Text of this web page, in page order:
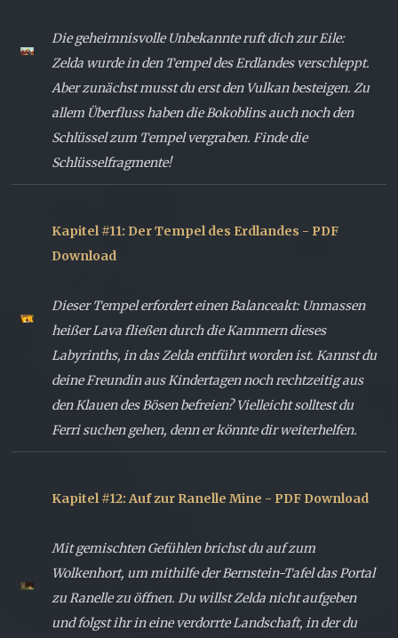
Die geheimnisvolle Unbekannte ruft dich zur Eile:
Zelda wurde in den Tempel des Erdlandes verschleppt.
Aber zunächst musst du erst den Vulkan besteigen. Zu
allem Überfluss haben die Bokoblins auch noch den
Schlüssel zum Tempel vergraben. Finde die
Schlüsselfragmente!
Kapitel #11: Der Tempel des Erdlandes - PDF
Download
Dieser Tempel erfordert einen Balanceakt: Unmassen
heißer Lava fließen durch die Kammern dieses
Labyrinths, in das Zelda entführt worden ist. Kannst du
deine Freundin aus Kindertagen noch rechtzeitig aus
den Klauen des Bösen befreien? Vielleicht solltest du
Ferri suchen gehen, denn er könnte dir weiterhelfen.
Kapitel #12: Auf zur Ranelle Mine - PDF Download
Mit gemischten Gefühlen brichst du auf zum
Wolkenhort, um mithilfe der Bernstein-Tafel das Portal
zu Ranelle zu öffnen. Du willst Zelda nicht aufgeben
und folgst ihr in eine verdorrte Landschaft, in der du